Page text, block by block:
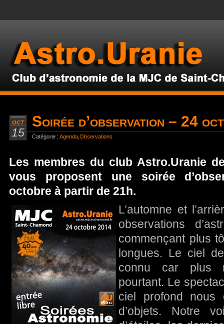
OCT
15
Soirée d’observation – 24
Catégorie : Agenda Observations
Les membres du club Astro.Uranie
vous proposent une soirée
octobre à partir de 21h.
L’automne et
observations
commençant plus
longues. Le ciel
connu car plus
pourtant. Le
ciel profond nous
d’objets. Notre